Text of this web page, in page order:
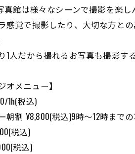
写真館は様々なシーンで撮影を楽
感覚で撮影したり、大切な方と
1人だから撮れるお写真も撮影す
オメニュー】
1h(税込)
朝割 ¥8,800(税込)9時〜12時まで
税込)
税込)